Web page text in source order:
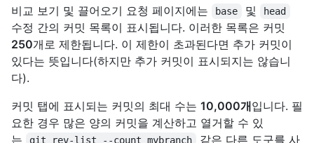
비교 보기 및 끌어오기 요청 페이지에는 base 및 head
수정 간의 커밋 목록이 표시됩니다. 이러한 목록은 커밋
250개로 제한됩니다. 이 제한이 초과된다면 추가 커밋이
있다는 뜻입니다(하지만 추가 커밋이 표시되지는 않습니
다).
커밋 탭에 표시되는 커밋의 최대 수는 10,000개입니다. 필
요한 경우 많은 양의 커밋을 계산하고 열거할 수 있
는
git rev-list --count mybranch
같은 다른 도구를 사